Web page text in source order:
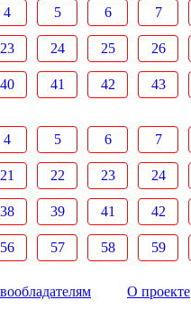
4 5 6 7
23 24 25 26
40 41 42 43
4 5 6 7
21 22 23 24
38 39 41 42
56 57 58 59
О проекте